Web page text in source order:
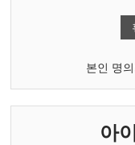
본인 명
아